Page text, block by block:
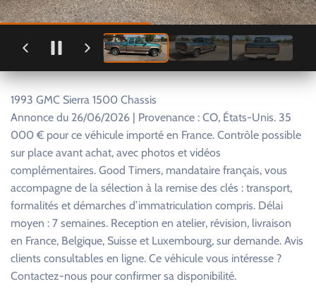
1993 GMC Sierra 1500 Chassis
Annonce du 26/06/2026 | Provenance : CO, États-Unis. 35
000 € pour ce véhicule importé en France. Contrôle possible
sur place avant achat, avec photos et vidéos
complémentaires. Good Timers, mandataire français, vous
accompagne de la sélection à la remise des clés : transport,
formalités et démarches d’immatriculation compris. Délai
moyen : 7 semaines. Reception en atelier, révision, livraison
en France, Belgique, Suisse et Luxembourg, sur demande. Avis
clients consultables en ligne. Ce véhicule vous intéresse ?
Contactez-nous pour confirmer sa disponibilité.